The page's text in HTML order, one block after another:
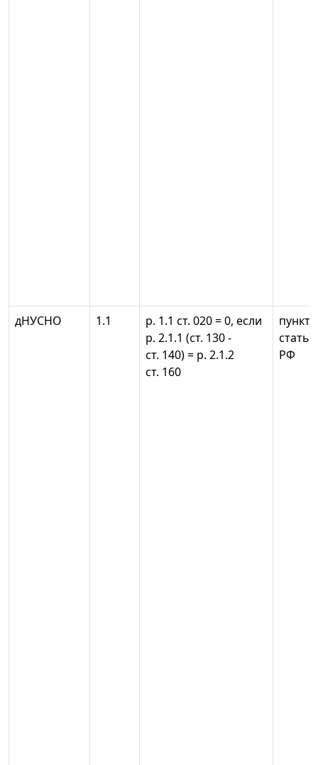
дНУСНО 1.1
р. 1.1 ст. 020 = 0, если
р. 2.1.1 (ст. 130 -
ст. 140) = р. 2.1.2
ст. 160
РФ